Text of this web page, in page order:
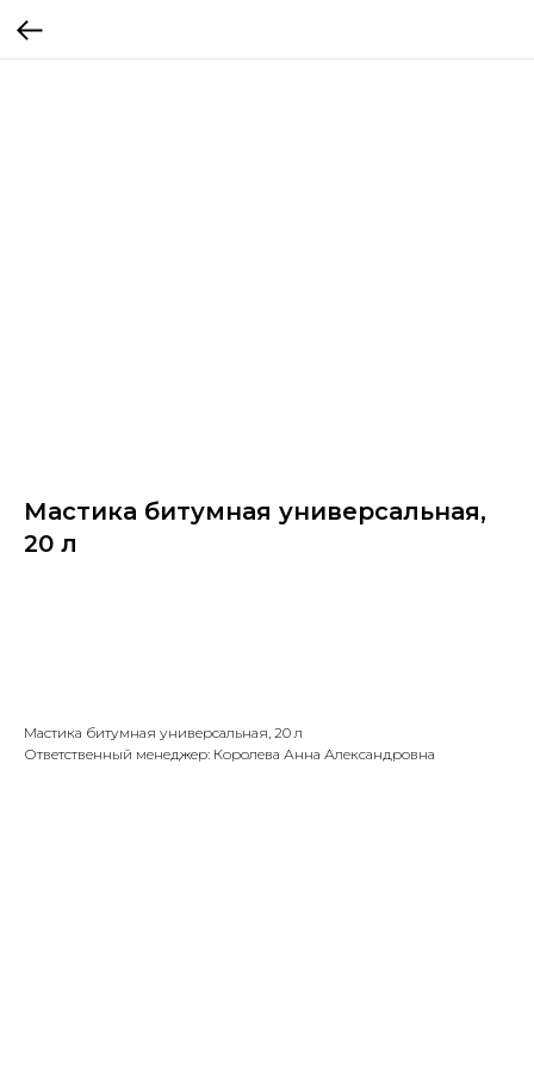
Мастика битумная универсальная,
20 л
Мастика битумная универсальная, 20 л
Ответственный менеджер: Королева Анна Александровна